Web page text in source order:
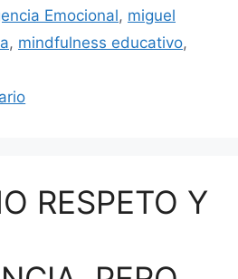
Emocional, miguel
, mindfulness educativo,
RESPETO Y